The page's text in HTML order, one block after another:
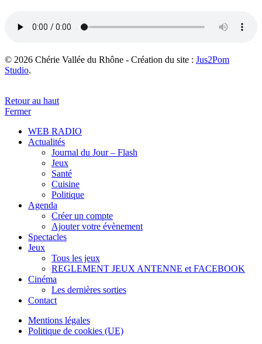
© 2026 Chérie Vallée du Rhône - Création du site : Jus2Pom
Studio.
Retour au haut
Fermer
WEB RADIO
Actualités
Journal du Jour – Flash
Jeux
Santé
Cuisine
Politique
Agenda
Créer un compte
Ajouter votre évènement
Spectacles
Jeux
Tous les jeux
REGLEMENT JEUX ANTENNE et FACEBOOK
Cinéma
Les dernières sorties
Contact
Mentions légales
Politique de cookies (UE)